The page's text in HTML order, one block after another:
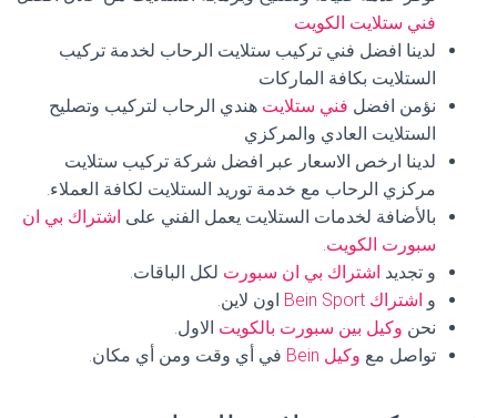
فني ستلايت الكويت
لدينا افضل فني تركيب ستلايت الرحاب لخدمة تركيب
الستلايت بكافة الماركات
نؤمن افضل فني ستلايت هندي الرحاب لتركيب وتصليح
الستلايت العادي والمركزي
لدينا ارخص الاسعار عبر افضل شركة تركيب ستلايت
مركزي الرحاب مع خدمة توريد الستلايت لكافة العملاء.
بالأضافة لخدمات الستلايت يعمل الفني على اشتراك بي ان
سبورت الكويت.
و تجديد اشتراك بي ان سبورت لكل الباقات.
و اشتراك Bein Sport
اون لاين.
نحن وكيل بين سبورت بالكويت الاول.
تواصل مع وكيل Bein في أي وقت ومن أي مكان.